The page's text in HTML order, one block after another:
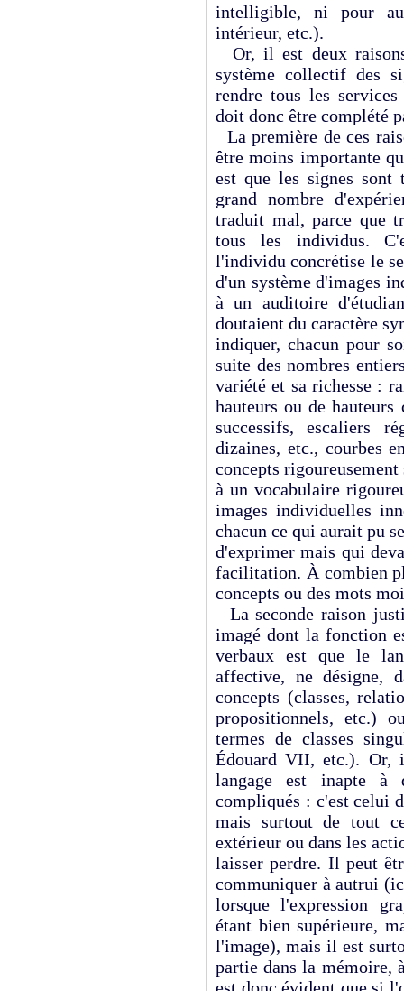
intelligible, ni pour
intérieur, etc.).
Or, il est deux
système collectif des
rendre tous les
doit donc être complété
La première de ces
être moins importante
est que les signes
grand nombre
traduit mal, parce que
tous les individus.
l'individu concrétise le
d'un système d'images
à un auditoire
doutaient du caractère
indiquer, chacun pour
suite des nombres
variété et sa richesse :
hauteurs ou de
successifs, escaliers
dizaines, etc., courbes
concepts
à un vocabulaire
images individuelles
chacun ce qui aurait pu
d'exprimer mais qui
facilitation. À combien
concepts ou des mots
La seconde raison
imagé dont la fonction
verbaux est que le
affective, ne désigne,
concepts (classes,
propositionnels, etc.)
termes de classes
Édouard VII, etc.). Or,
langage est inapte à
compliqués : c'est celui
mais surtout de tout
extérieur ou dans les
laisser perdre. Il peut
communiquer à autrui
lorsque l'expression
étant bien supérieure,
l'image), mais il est
partie dans la mémoire,